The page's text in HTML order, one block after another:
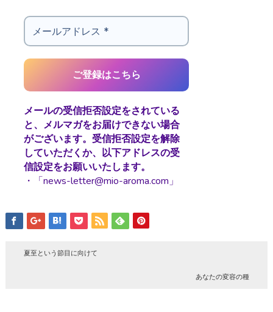
メールの受信拒否設定をされている
と、メルマガをお届けできない場合
がございます。受信拒否設定を解除
していただくか、以下アドレスの受
信設定をお願いいたします。
・「news-letter@mio-aroma.com」
夏至という節目に向けて
あなたの変容の種